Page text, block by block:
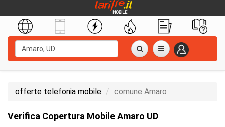
offerte telefonia mobile comune Amaro
Verifica Copertura Mobile Amaro UD